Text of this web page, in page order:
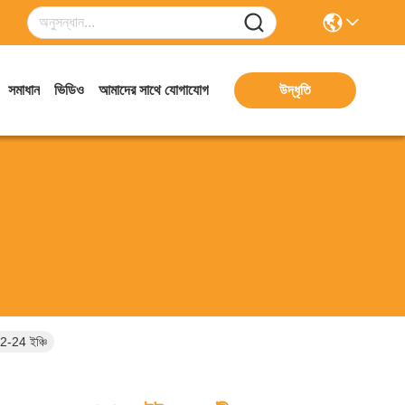
সমাধান ভিডিও আমাদের সাথে যোগাযোগ উদ্ধৃতি
24 ইঞ্চি